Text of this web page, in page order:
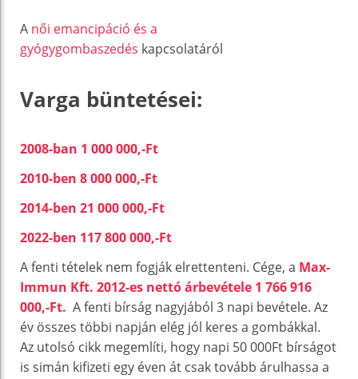
A női emancipáció és a
gyógygombaszedés kapcsolatáról
Varga büntetései:
2008-ban 1 000 000,-Ft
2010-ben 8 000 000,-Ft
2014-ben 21 000 000,-Ft
2022-ben 117 800 000,-Ft
A fenti tételek nem fogják elrettenteni. Cége, a Max-
Immun Kft. 2012-es nettó árbevétele 1 766 916
000,-Ft. A fenti bírság nagyjából 3 napi bevétele. Az
év összes többi napján elég jól keres a gombákkal.
Az utolsó cikk megemlíti, hogy napi 50 000Ft bírságot
is simán kifizeti egy éven át csak tovább árulhassa a